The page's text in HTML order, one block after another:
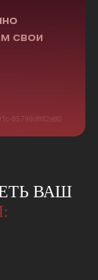
ВАШ